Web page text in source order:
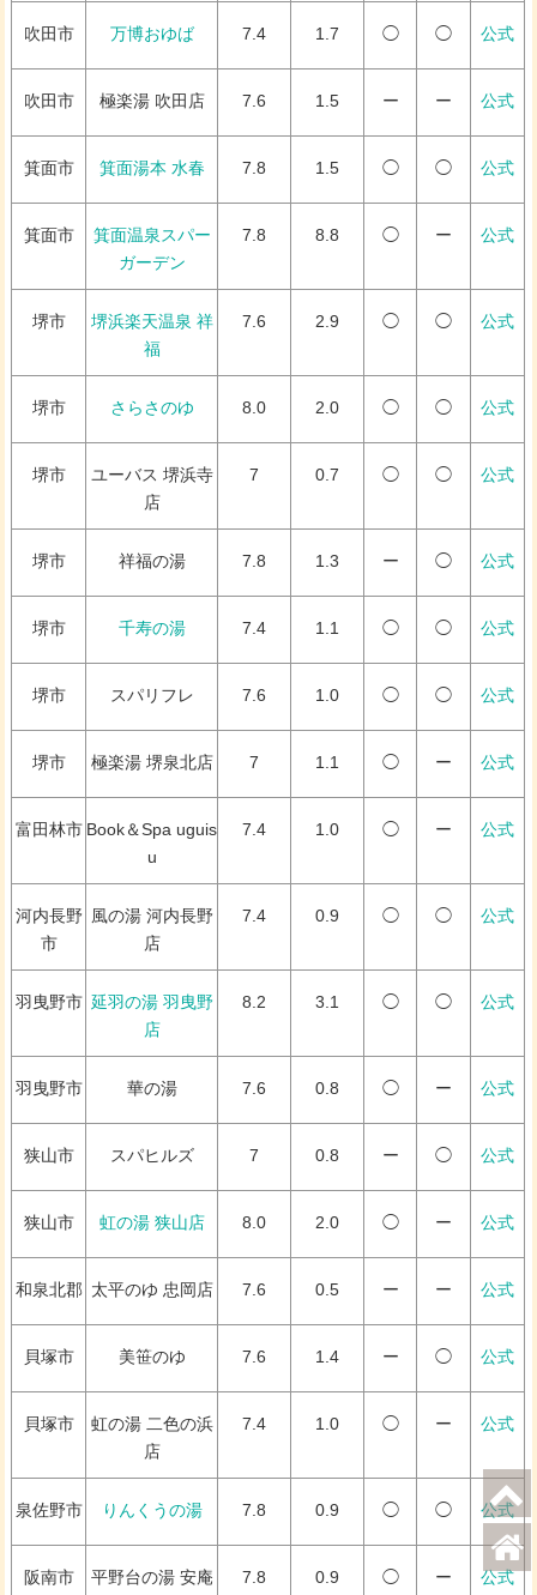
吹田市 万博おゆば 7.4 1.7 ◯ ◯ 公式
吹田市 極楽湯 吹田店 7.6 1.5 ー ー 公式
箕面市 箕面湯本 水春 7.8 1.5 ◯ ◯ 公式
箕面市
箕面温泉スパー
ガーデン
7.8 8.8 ◯ ー 公式
堺市
堺浜楽天温泉 祥
福
7.6 2.9 ◯ ◯ 公式
堺市 さらさのゆ 8.0 2.0 ◯ ◯ 公式
堺市
ユーバス 堺浜寺
店
7 0.7 ◯ ◯ 公式
堺市 祥福の湯 7.8 1.3 ー ◯ 公式
堺市 千寿の湯 7.4 1.1 ◯ ◯ 公式
堺市 スパリフレ 7.6 1.0 ◯ ◯ 公式
堺市 極楽湯 堺泉北店 7 1.1 ◯ ー 公式
富田林市 Book＆Spa uguis
u
7.4 1.0 ◯ ー 公式
河内長野
市
風の湯 河内長野
店
7.4 0.9 ◯ ◯ 公式
羽曳野市 延羽の湯 羽曳野
店
8.2 3.1 ◯ ◯ 公式
羽曳野市 華の湯 7.6 0.8 ◯ ー 公式
狭山市 スパヒルズ 7 0.8 ー ◯ 公式
狭山市 虹の湯 狭山店 8.0 2.0 ◯ ー 公式
和泉北郡 太平のゆ 忠岡店 7.6 0.5 ー ー 公式
貝塚市 美笹のゆ 7.6 1.4 ー ◯ 公式
貝塚市
虹の湯 二色の浜
店
7.4 1.0 ◯ ー 公式
泉佐野市 りんくうの湯 7.8 0.9 ◯ ◯ 公式
阪南市 平野台の湯 安庵 7.8 0.9 ◯ ー 公式